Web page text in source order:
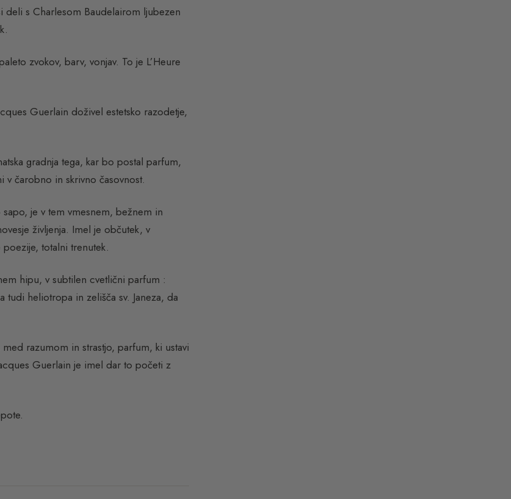
deli s Charlesom Baudelairom ljubezen
zvokov, barv, vonjav. To je L’Heure
Guerlain doživel estetsko razodetje,
gradnja tega, kar bo postal parfum,
v čarobno in skrivno časovnost.
je v tem vmesnem, bežnem in
življenja. Imel je občutek, v
totalni trenutek.
hipu, v subtilen cvetlični parfum :
heliotropa in zelišča sv. Janeza, da
razumom in strastjo, parfum, ki ustavi
Guerlain je imel dar to početi z